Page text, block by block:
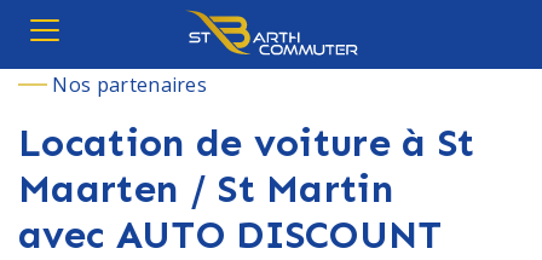
Nos partenaires
Location de voiture à St
Maarten / St Martin
avec AUTO DISCOUNT